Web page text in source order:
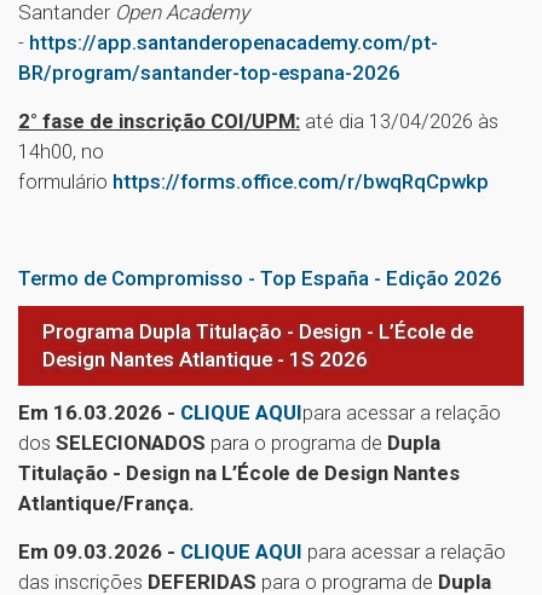
Santander Open Academy
- https://app.santanderopenacademy.com/pt-
BR/program/santander-top-espana-2026
2° fase de inscrição COI/UPM: até dia 13/04/2026 às
14h00, no
formulário https://forms.office.com/r/bwqRqCpwkp
Termo de Compromisso - Top España - Edição 2026
Programa Dupla Titulação - Design - L’École de
Design Nantes Atlantique - 1S 2026
Em 16.03.2026 - CLIQUE AQUIpara acessar a relação
dos SELECIONADOS para o programa de Dupla
Titulação - Design na L’École de Design Nantes
Atlantique/França.
Em 09.03.2026 - CLIQUE AQUI para acessar a relação
das inscrições DEFERIDAS para o programa de Dupla